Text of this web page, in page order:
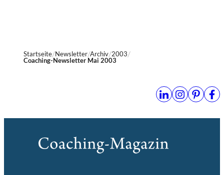
Startseite Newsletter Archiv 2003
Coaching-Newsletter Mai 2003